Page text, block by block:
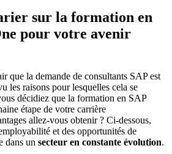
sur la formation en
pour votre avenir
que la demande de consultants SAP est
les raisons pour lesquelles cela se
décidiez que la formation en SAP
étape de votre carrière
allez-vous obtenir ? Ci-dessous,
et des opportunités de
dans un secteur en constante évolution.